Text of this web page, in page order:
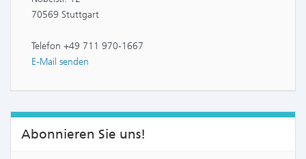
70569 Stuttgart
Telefon +49 711 970-1667
E-Mail senden
Abonnieren Sie uns!